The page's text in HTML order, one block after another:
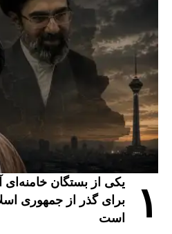
۱
یکی از بستگان
برای گذر از جمهوری
است